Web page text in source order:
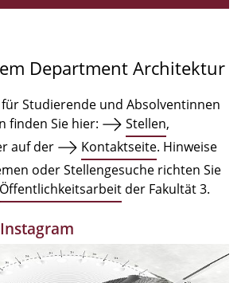
club
Department Architektur
Studierende und Absolventinnen
finden Sie hier:
Stellen,
auf der
Kontaktseite. Hinweise
oder Stellengesuche richten Sie
Öffentlichkeitsarbeit der Fakultät 3.